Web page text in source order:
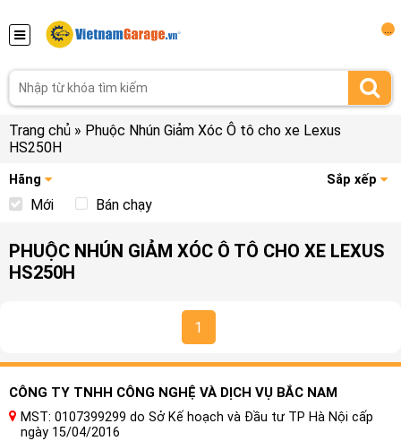
Trang chủ » Phuộc Nhún Giảm Xóc Ô tô cho xe Lexus
HS250H
Hãng Sắp xếp
Mới Bán chạy
PHUỘC NHÚN GIẢM XÓC Ô TÔ CHO XE LEXUS
HS250H
1
CÔNG TY TNHH CÔNG NGHỆ VÀ DỊCH VỤ BẮC NAM
MST: 0107399299 do Sở Kế hoạch và Đầu tư TP Hà Nội cấp
ngày 15/04/2016